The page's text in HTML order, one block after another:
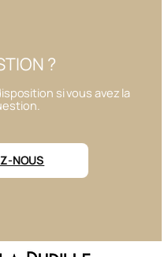
?
si vous avez la
NOUS